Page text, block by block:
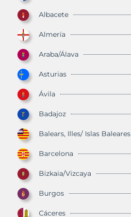
Albacete
Almería
Araba/Álava
Asturias
Ávila
Badajoz
Balears, Illes/ Islas Baleares
Barcelona
Bizkaia/Vizcaya
Burgos
Cáceres